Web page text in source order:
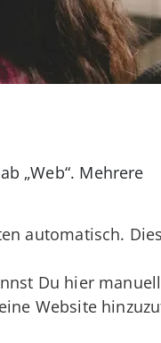
„Web“. Mehrere
automatisch.
Du hier
Website